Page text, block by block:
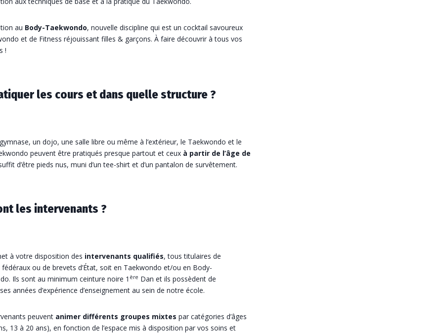
au Body-Taekwondo, nouvelle discipline qui est un cocktail savoureux
et de Fitness réjouissant filles & garçons. À faire découvrir à tous vos
!
les cours et dans quelle structure ?
un dojo, une salle libre ou même à l’extérieur, le Taekwondo et le
peuvent être pratiqués presque partout et ceux à partir de l’âge de
d’être pieds nus, muni d’un tee-shirt et d’un pantalon de survêtement.
les intervenants ?
à votre disposition des intervenants qualifiés, tous titulaires de
ou de brevets d’État, soit en Taekwondo et/ou en Body-
Ils sont au minimum ceinture noire 1 ère Dan et ils possèdent de
années d’expérience d’enseignement au sein de notre école.
peuvent animer différents groupes mixtes par catégories d’âges
13 à 20 ans), en fonction de l’espace mis à disposition par vos soins et